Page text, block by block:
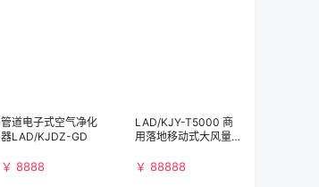
管道电子式空气净化
器LAD/KJDZ-GD
￥ 8888
LAD/KJY-T5000 商
用落地移动式大风量
￥ 88888